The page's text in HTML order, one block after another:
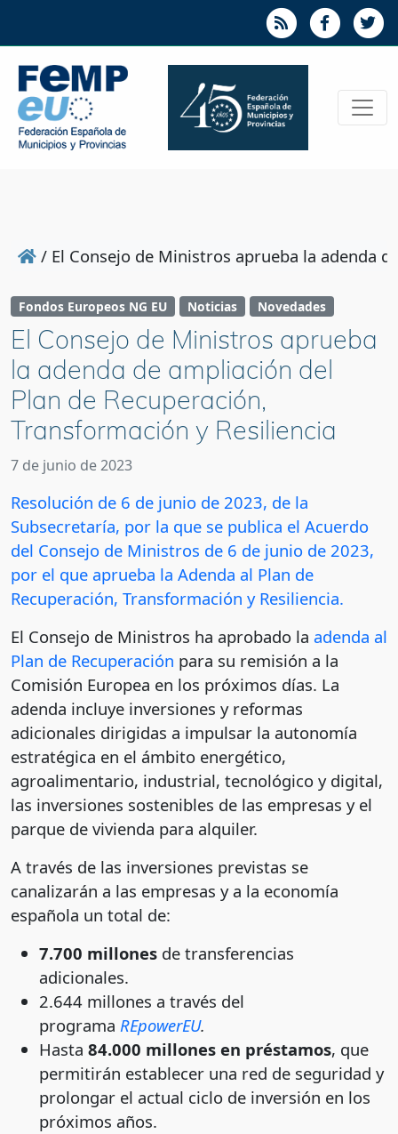
/ El Consejo de Ministros aprueba la adenda
Fondos Europeos NG EU Noticias Novedades
El Consejo de Ministros aprueba
la adenda de ampliación del
Plan de Recuperación,
Transformación y Resiliencia
7 de junio de 2023
Resolución de 6 de junio de 2023, de la
Subsecretaría, por la que se publica el Acuerdo
del Consejo de Ministros de 6 de junio de 2023,
por el que aprueba la Adenda al Plan de
Recuperación, Transformación y Resiliencia.
El Consejo de Ministros ha aprobado la adenda al
Plan de Recuperación para su remisión a la
Comisión Europea en los próximos días. La
adenda incluye inversiones y reformas
adicionales dirigidas a impulsar la autonomía
estratégica en el ámbito energético,
agroalimentario, industrial, tecnológico y digital,
las inversiones sostenibles de las empresas y el
parque de vivienda para alquiler.
A través de las inversiones previstas se
canalizarán a las empresas y a la economía
española un total de:
7.700 millones de transferencias
adicionales.
2.644 millones a través del
programa REpowerEU.
Hasta 84.000 millones en préstamos, que
permitirán establecer una red de seguridad y
prolongar el actual ciclo de inversión en los
próximos años.